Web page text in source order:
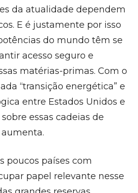
da atualidade dependem
E é justamente por isso
do mundo têm se
acesso seguro e
matérias-primas. Com o
“transição energética” e
entre Estados Unidos e
essas cadeias de
poucos países com
papel relevante nesse